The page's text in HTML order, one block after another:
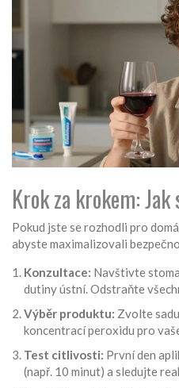
Krok za krokem:
Pokud jste se rozhodli pro
abyste maximalizovali
Konzultace: Navštivte
dutiny ústní. Odstraňte
Výběr produktu: Zvolte
koncentrací peroxidu pro
Test citlivosti: První den
(např. 10 minut) a sledujte